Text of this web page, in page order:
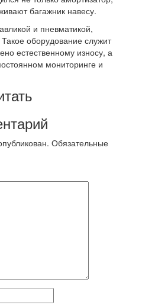
багажник навесу.
и пневматикой,
оборудование служит
естественному износу, а
мониторинге и
Обязательные